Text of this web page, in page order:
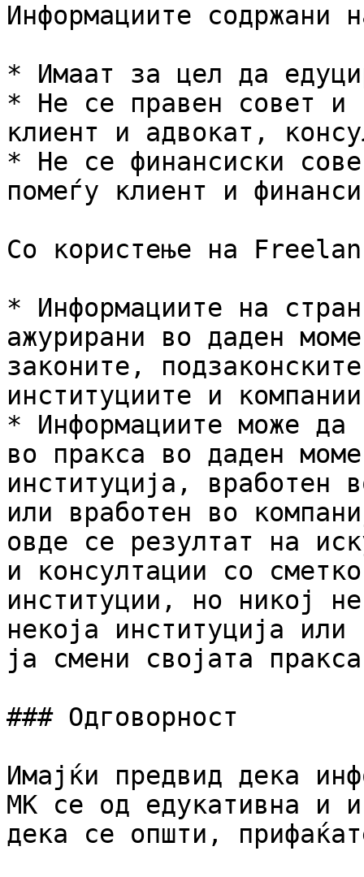
Информациите содржани
* Имаат за цел да
* Не се правен совет и
клиент и адвокат,
* Не се финансиски
помеѓу клиент и
Со користење на
* Информациите на
ажурирани во даден
законите,
институциите и
* Информациите може да
во пракса во даден
институција, вработен
или вработен во
овде се резултат на
и консултации со
институции, но никој
некоја институција
ја смени својата
### Одговорност
Имајќи предвид дека
MK се од едукативна и
дека се општи,